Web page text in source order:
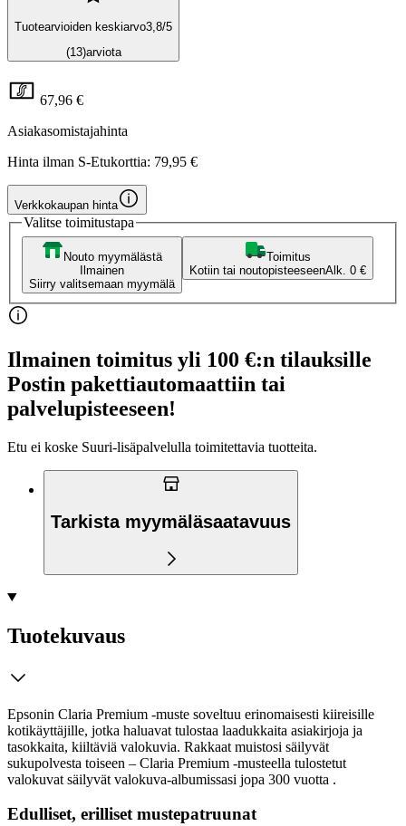
Tuotearvioiden keskiarvo3,8/5
(13)arviota
67,96 €
Asiakasomistajahinta
Hinta ilman S-Etukorttia: 79,95 €
Verkkokaupan hinta
Valitse toimitustapa
Nouto myymälästä
Ilmainen
Siirry valitsemaan myymälä
Toimitus
Kotiin tai noutopisteeseenAlk. 0 €
Ilmainen toimitus yli 100 €:n tilauksille
Postin pakettiautomaattiin tai
palvelupisteeseen!
Etu ei koske Suuri‑lisäpalvelulla toimitettavia tuotteita.
Tarkista myymäläsaatavuus
Tuotekuvaus
Epsonin Claria Premium -muste soveltuu erinomaisesti kiireisille
kotikäyttäjille, jotka haluavat tulostaa laadukkaita asiakirjoja ja
tasokkaita, kiiltäviä valokuvia. Rakkaat muistosi säilyvät
sukupolvesta toiseen – Claria Premium -musteella tulostetut
valokuvat säilyvät valokuva-albumissasi jopa 300 vuotta .
Edulliset, erilliset mustepatruunat